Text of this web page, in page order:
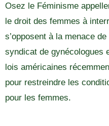
Osez le Féminisme
le droit des femmes à
s’opposent à la menace
syndicat de gynécologues
lois américaines
pour restreindre les
pour les femmes.